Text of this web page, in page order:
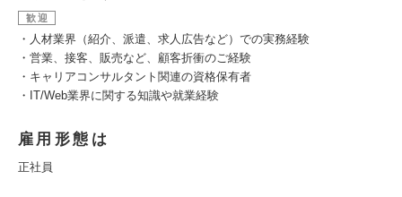
歓迎
・人材業界（紹介、派遣、求人広告など）での実務経験
・営業、接客、販売など、顧客折衝のご経験
・キャリアコンサルタント関連の資格保有者
・IT/Web業界に関する知識や就業経験
雇用形態は
正社員